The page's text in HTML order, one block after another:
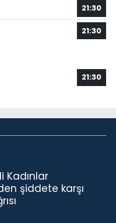
21:30
21:30
21:30
Kadınlar
şiddete karşı